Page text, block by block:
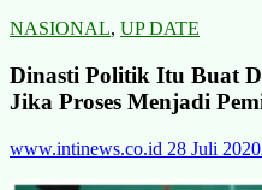
NASIONAL, UP DATE
Dinasti Politik Itu Buat
Jika Proses Menjadi
www.intinews.co.id 28 Juli 2020